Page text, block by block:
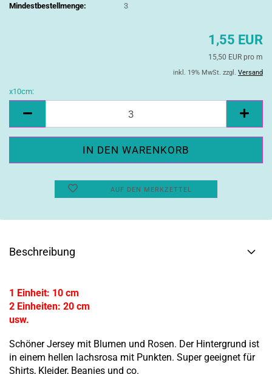
Mindestbestellmenge:
3
1,55 EUR
15,50 EUR pro m
inkl. 19% MwSt. zzgl. Versand
x10cm:
AUF DEN MERKZETTEL
Beschreibung
1 Einheit: 10 cm
2 Einheiten: 20 cm
usw.
Schöner Jersey mit Blumen und Rosen. Der Hintergrund ist
in einem hellen lachsrosa mit Punkten. Super geeignet für
Shirts, Kleider, Beanies und co.